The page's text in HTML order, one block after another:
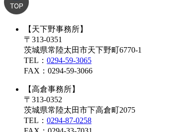
【天下野事務所】
〒313-0351
茨城県常陸太田市天下野町6770-1
TEL： 0294-59-3065
FAX：0294-59-3066
【高倉事務所】
〒313-0352
茨城県常陸太田市下高倉町2075
TEL： 0294-87-0258